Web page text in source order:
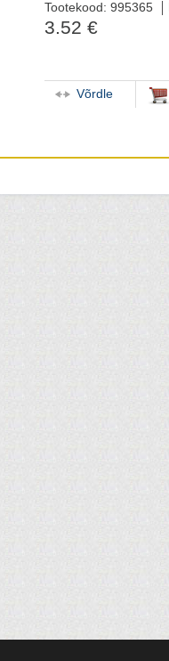
Tootekood: 995365
3.52 €
Võrdle